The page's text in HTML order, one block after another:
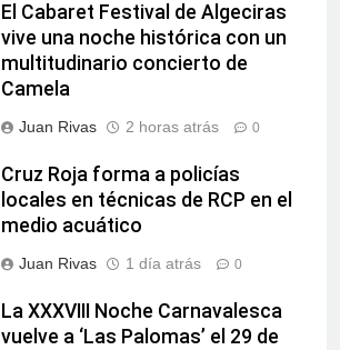
El Cabaret Festival de Algeciras
vive una noche histórica con un
multitudinario concierto de
Camela
Juan Rivas 2 horas atrás 0
Cruz Roja forma a policías
locales en técnicas de RCP en el
medio acuático
Juan Rivas 1 día atrás 0
La XXXVIII Noche Carnavalesca
vuelve a ‘Las Palomas’ el 29 de